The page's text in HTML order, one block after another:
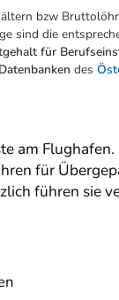
bzw
sind die
für
des
am
für
führen sie